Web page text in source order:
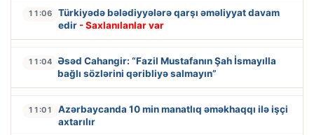
11:06
Türkiyədə bələdiyyələrə qarşı əməliyyat davam
edir - Saxlanılanlar var
11:04
Əsəd Cahangir: “Fazil Mustafanın Şah İsmayılla
bağlı sözlərini qəribliyə salmayın”
11:01
Azərbaycanda 10 min manatlıq əməkhaqqı ilə işçi
axtarılır